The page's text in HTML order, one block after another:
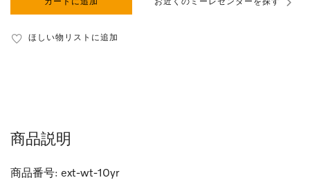
カートに追加 お近くのミーレセンターを探す
ほしい物リストに追加
商品説明
商品番号: ext-wt-10yr